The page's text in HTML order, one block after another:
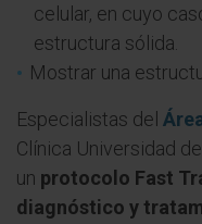
celular, en cuyo
estructura sólida.
Mostrar una
Especialistas del
Clínica Universidad
un protocolo Fast
diagnóstico y